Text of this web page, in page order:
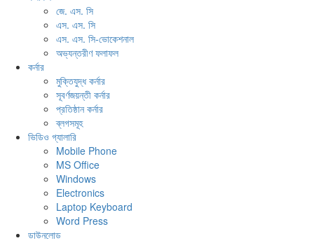
জে. এস. সি
এস. এস. সি
এস. এস. সি-ভোকেশনাল
অভ্যন্তরীণ ফলাফল
কর্নার
মুক্তিযুদ্ধ কর্নার
সূবর্ণজয়ন্তী কর্নার
প্রতিষ্ঠান কর্নার
ব্লগসমূহ
ভিডিও গ্যালারি
Mobile Phone
MS Office
Windows
Electronics
Laptop Keyboard
Word Press
ডাউনলোড